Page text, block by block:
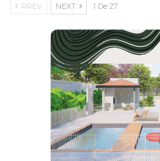
PREV NEXT 1 De 27